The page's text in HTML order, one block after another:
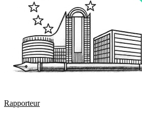
Rapporteur